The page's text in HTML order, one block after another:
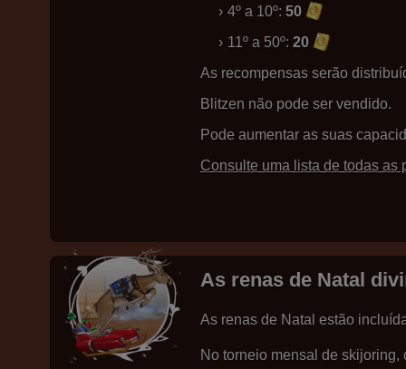
4º a 10º: 50
11º a 50º: 20
As recompensas serão
Blitzen não pode ser vendido.
Pode aumentar as suas
Consulte uma lista de todas as
As renas de Natal
As renas de Natal estão
No torneio mensal de